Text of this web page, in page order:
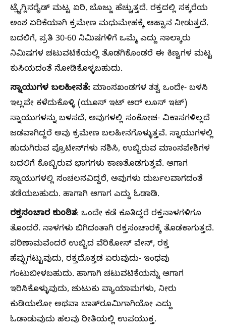
ಟ್ರೈಗ್ಲಿಸರೈಡ್‌ ಮಟ್ಟ ಏರಿ, ಬೊಜ್ಜು ಹೆಚ್ಚುತ್ತದೆ. ರಕ್ತದಲ್ಲಿ ಸಕ್ಕರೆಯ
ಅಂಶ ಏರಿಕೆಯಾಗಿ ಕ್ರಮೇಣ ಮಧುಮೇಹಕ್ಕೆ ಆಹ್ವಾನ ನೀಡುತ್ತದೆ.
ಬದಲಿಗೆ, ಪ್ರತಿ 30-60 ನಿಮಿಷಗಳಿಗೆ ಒಮ್ಮೆ ಎದ್ದು ನಾಲ್ಕಾರು
ನಿಮಿಷಗಳ ಚಟುವಟಿಕೆಯಲ್ಲಿ ತೊಡಗಿಕೊಂಡರೆ ಈ ಕಿಣ್ವಗಳ ಮಟ್ಟ
ಕುಸಿಯದಂತೆ ನೋಡಿಕೊಳ್ಳಬಹುದು.
ಸ್ನಾಯುಗಳ ಬಲಹೀನತೆ: ಮಾಂಸಖಂಡಗಳ ತತ್ವ ಒಂದೇ- ಬಳಸಿ
ಇಲ್ಲವೇ ಕಳೆದುಕೊಳ್ಳಿ (ಯೂಸ್ ಇಟ್‌ ಆರ್‌ ಲೂಸ್‌ ಇಟ್‌)
ಸ್ನಾಯುಗಳನ್ನು ಬಳಸದೆ, ಅವುಗಳಲ್ಲಿ ಸಂಕೋಚ- ವಿಕಾಸಗಳಿಲ್ಲದೆ
ಜಡವಾಗಿದ್ದರೆ ಅವು ಕ್ರಮೇಣ ಬಲಹೀನಗೊಳ್ಳುತ್ತವೆ. ಸ್ನಾಯುಗಳಲ್ಲಿ
ಹುದುಗಿರುವ ಪ್ರೊಟೀನ್‌ಗಳು ನಶಿಸಿ, ಉಬ್ಬಿರುವ ಮಾಂಸಪೇಶಿಗಳ
ಬದಲಿಗೆ ಕೊಬ್ಬಿರುವ ಭಾಗಗಳು ಕಾಣತೊಡಗುತ್ತವೆ. ಆಗಾಗ
ಸ್ನಾಯುಗಳಲ್ಲಿ ಸಂಚಲನವಿದ್ದರೆ, ಅವುಗಳು ದುರ್ಬಲವಾಗದಂತೆ
ತಡೆಯಬಹುದು. ಹಾಗಾಗಿ ಆಗಾಗ ಎದ್ದು ಓಡಾಡಿ.
ರಕ್ತಸಂಚಾರ ಕುಂಠಿತ: ಒಂದೇ ಕಡೆ ಕೂತಿದ್ದರೆ ರಕ್ತನಾಳಗಳಿಗೂ
ತೊಂದರೆ. ನಾಳಗಳು ಬಿಗಿದಂತಾಗಿ ರಕ್ತಸಂಚಾರಕ್ಕೆ ತೊಡಕಾಗುತ್ತದೆ.
ಪರಿಣಾಮವೆಂದರೆ ಉಬ್ಬಿದ ವೆರಿಕೋಸ್‌ ವೇನ್‌, ರಕ್ತ
ಹೆಪ್ಪುಗಟ್ಟುವುದು, ರಕ್ತದೊತ್ತಡ ಏರುವುದು- ಇಂಥವು
ಗಂಟುಬೀಳಬಹುದು. ಹಾಗಾಗಿ ಚಟುವಟಿಕೆಯನ್ನು ಆಗಾಗ
ಇರಿಸಿಕೊಳ್ಳುವುದು, ಚುಟುಕು ವ್ಯಾಯಾಮಗಳು, ನೀರು
ಕುಡಿಯಲೋ ಅಥವಾ ಬಾತ್‌ರೂಮಿಗಾಗಿಯೋ ಎದ್ದು
ಓಡಾಡುವುದು ಹಲವು ರೀತಿಯಲ್ಲಿ ಉಪಯುಕ್ತ.